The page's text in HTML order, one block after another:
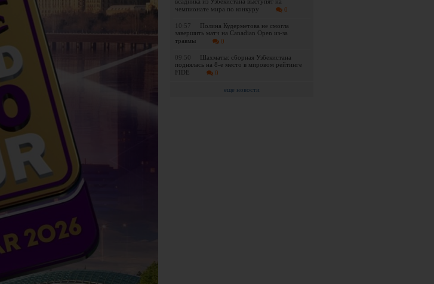
чемпионате мира по конкуру
0
10:57
Полина Кудерметова не смогла
завершить матч на Canadian Open из-за
травмы
0
09:50
Шахматы: сборная Узбекистана
поднялась на 8-е место в мировом рейтинге
FIDE
0
еще новости